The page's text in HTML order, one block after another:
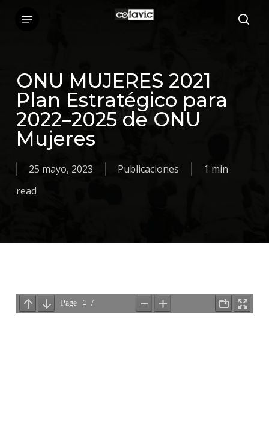
content
ONU MUJERES 2021
Plan Estratégico para
2022–2025 de ONU
Mujeres
25 mayo, 2023 Publicaciones
1 min
read